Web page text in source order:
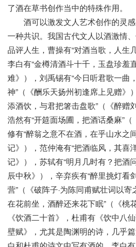
了酒在草书创作当中的特殊作用。
酒可以激发文人艺术创作的灵感
一种共识。我国古代文人以酒激情、
品评人生，曹操有“对酒当歌，人生
李白有“金樽清酒斗十千，玉盘珍羞
难》），刘禹锡有“今日听君歌一曲
神”（《酬乐天扬州初逢席上见赠》
添酒饮，与君把箸击盘歌”（《醉赠
浩然有“开筵面场圃，把酒话桑麻”
修有“醉翁之意不在酒，在乎山水之
记》），范仲淹有“把酒临风，其喜
记》），苏轼有“明月几时有？把酒
辰中秋》），辛弃疾有“醉里挑灯看
营”（《破阵子·为陈同甫赋壮词以寄
在花前坐，酒醉还来花下眠”（《桃
《饮酒二十首》，杜甫有《饮中八
壁赋》，尤其是陶渊明的诗，几乎